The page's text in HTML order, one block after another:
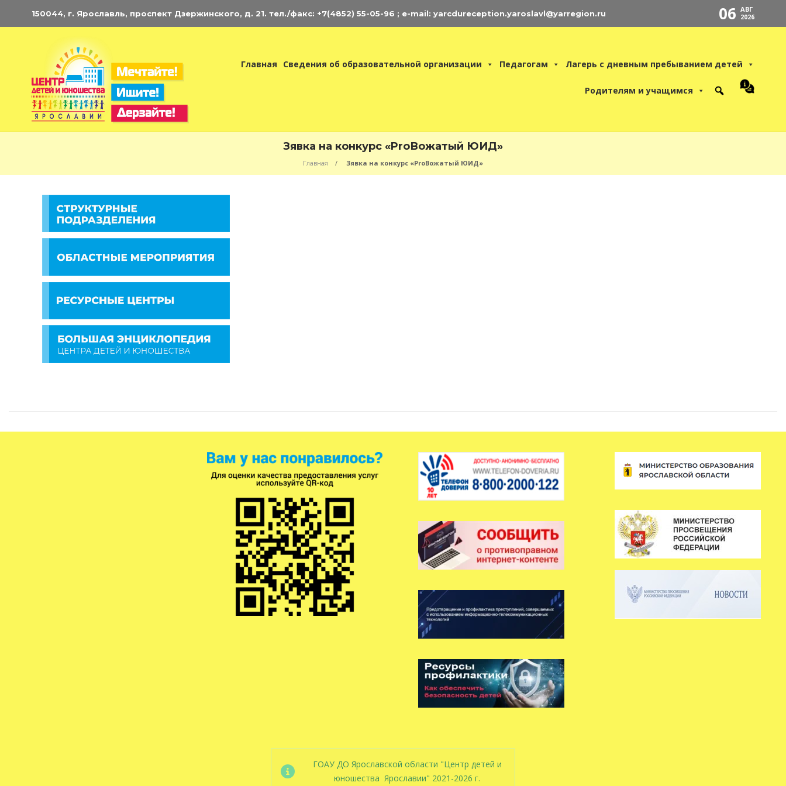
150044, г. Ярославль, проспект Дзержинского, д. 21. тел./факс: +7(4852) 55-05-96 ; e-mail: yarcdureception.yaroslavl@yarregion.ru 06 АВГ
2026
Главная Сведения об образовательной организации Педагогам Лагерь с дневным пребыванием детей
Родителям и учащимся
Зявка на конкурс «ProВожатый ЮИД»
Главная Зявка на конкурс «ProВожатый ЮИД»
ГОАУ ДО Ярославской области "Центр детей и
юношества Ярославии" 2021-2026 г.